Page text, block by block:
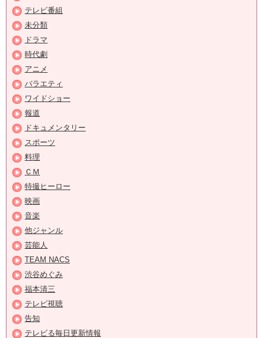
テレビ番組
未分類
ドラマ
時代劇
アニメ
バラエティ
ワイドショー
報道
ドキュメンタリー
スポーツ
料理
ＣＭ
特撮ヒーロー
映画
音楽
他ジャンル
芸能人
TEAM NACS
渋谷めぐみ
福本清三
テレビ視聴
告知
テレビる毎日更新情報